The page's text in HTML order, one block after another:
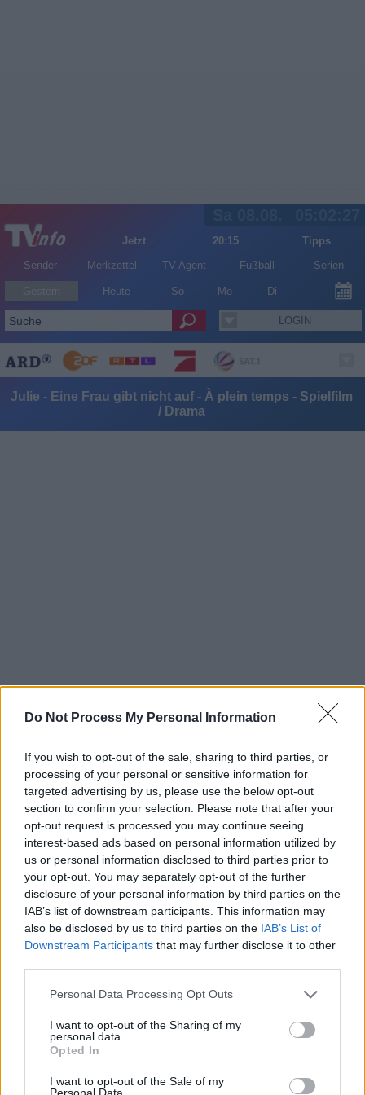
Do Not Process My Personal Information
If you wish to opt-out of the sale, sharing to third parties, or
processing of your personal or sensitive information for
targeted advertising by us, please use the below opt-out
section to confirm your selection. Please note that after your
opt-out request is processed you may continue seeing
interest-based ads based on personal information utilized by
us or personal information disclosed to third parties prior to
your opt-out. You may separately opt-out of the further
disclosure of your personal information by third parties on the
IAB’s list of downstream participants. This information may
also be disclosed by us to third parties on the IAB’s List of
Downstream Participants that may further disclose it to other
Personal Data Processing Opt Outs
I want to opt-out of the Sharing of my
personal data.
Opted In
I want to opt-out of the Sale of my
Personal Data.
Jetzt 20:15
Tipps
Sender
Merkzettel TV-Agent Fußball Serien
Heute So Mo Di
LOGIN
Julie - Eine Frau gibt nicht auf - À plein temps - Spielfilm
/ Drama
Übersicht
Julie ist alleinerziehende Mutter und pendelt täglich nach Paris, wo sie